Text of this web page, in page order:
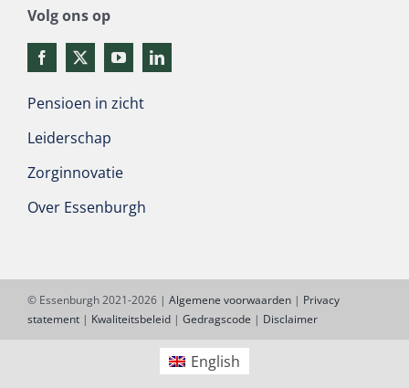
Volg ons op
Pensioen in zicht
Leiderschap
Zorginnovatie
Over Essenburgh
© Essenburgh 2021-2026 | Algemene voorwaarden| Privacy
statement| Kwaliteitsbeleid| Gedragscode | Disclaimer
English